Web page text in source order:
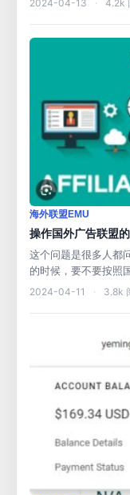
2024-04-13 · 4.2k
海外联盟EMU
操作国外广告联盟
这个问题是很多人都
的时候，要不要按照
2024-04-11 · 3.8k